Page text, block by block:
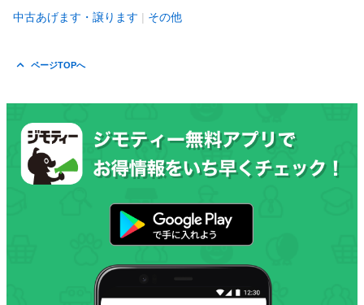
中古あげます・譲ります その他
ページTOPへ